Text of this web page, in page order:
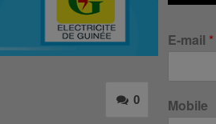
0
E-mail *
Mobile